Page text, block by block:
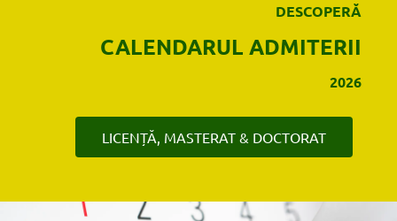
DESCOPERĂ
CALENDARUL ADMITERII
2026
LICENȚĂ, MASTERAT & DOCTORAT